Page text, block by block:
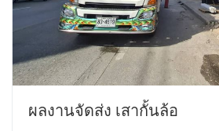
ผลงานจัดส่ง เสากั้นล้อ